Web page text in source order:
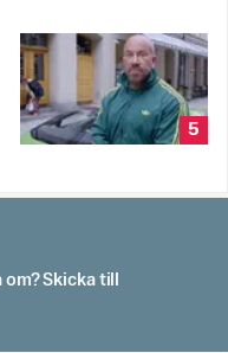
5
Skicka till